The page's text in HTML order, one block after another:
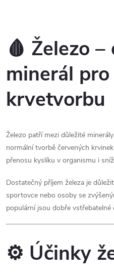
v
l
á
d
a
c
í
p
r
v
k
🩸 Železo
minerál
krvetvorbu
Železo patří mezi důležité
normální tvorbě červených
přenosu kyslíku v organismu i
Dostatečný příjem železa je
sportovce nebo osoby se
populární jsou dobře vstřebatelné
⚙️ Účinky